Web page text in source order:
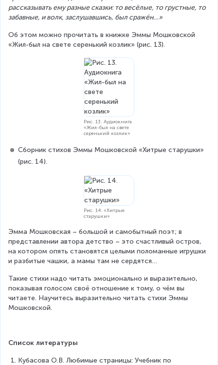
рассказывать ему разные сказки: то весёлые, то грустные, то
забавные, и волк, заслушавшись, был сражён…»
Об этом можно прочитать в книжке Эммы Мошковской
«Жил-был на свете серенький козлик» (рис. 13).
Рис. 13. Аудиокнига
«Жил-был на свете
серенький козлик»
Сборник стихов Эммы Мошковской «Хитрые старушки»
(рис. 14).
Рис. 14. «Хитрые
старушки»
Эмма Мошковская – большой и самобытный поэт; в
представлении автора детство – это счастливый остров,
на котором опять становятся целыми поломанные игрушки
и разбитые чашки, а мамы там не сердятся…
Такие стихи надо читать эмоционально и выразительно,
показывая голосом своё отношение к тому, о чём вы
читаете. Научитесь выразительно читать стихи Эммы
Мошковской.
Список литературы
Кубасова О.В. Любимые страницы: Учебник по